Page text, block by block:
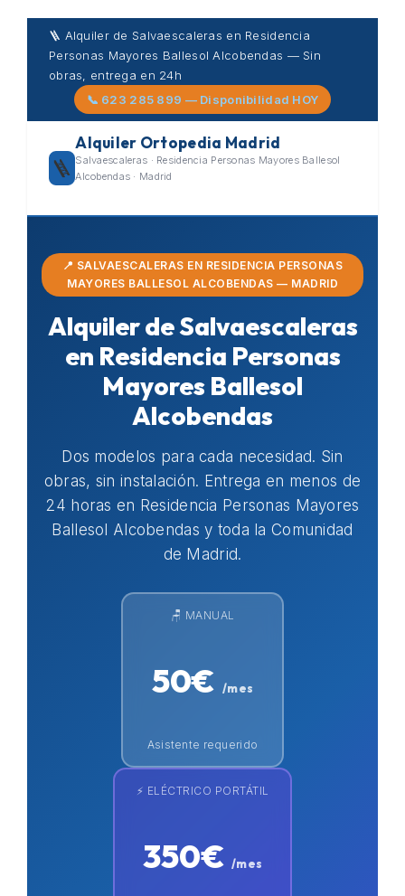
Skip
content
🪜 Alquiler de Salvaescaleras en Residencia
Personas Mayores Ballesol Alcobendas — Sin
obras, entrega en 24h
📞 623 285 899 — Disponibilidad HOY
🪜
Alquiler Ortopedia Madrid
Salvaescaleras · Residencia Personas Mayores Ballesol
Alcobendas · Madrid
📍 SALVAESCALERAS EN RESIDENCIA PERSONAS
MAYORES BALLESOL ALCOBENDAS — MADRID
Alquiler de Salvaescaleras
en Residencia Personas
Mayores Ballesol
Alcobendas
Dos modelos para cada necesidad. Sin
obras, sin instalación. Entrega en menos de
24 horas en Residencia Personas Mayores
Ballesol Alcobendas y toda la Comunidad
de Madrid.
🪑 MANUAL
50€ /mes
Asistente requerido
⚡ ELÉCTRICO PORTÁTIL
350€/mes